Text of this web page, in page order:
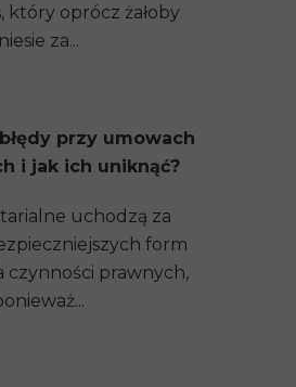
który oprócz żałoby
niesie za...
przy umowach
i jak ich uniknąć?
uchodzą za
form
czynności prawnych,